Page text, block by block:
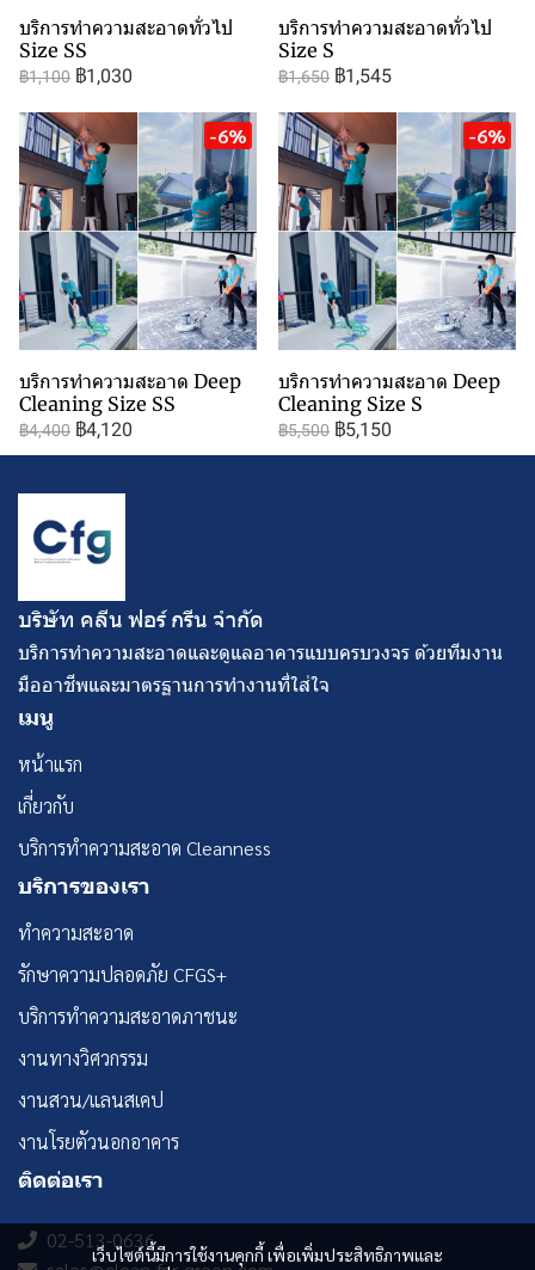
บริการทำความสะอาดทั่วไป
Size SS
฿1,100 ฿1,030
บริการทำความสะอาดทั่วไป
Size S
฿1,650 ฿1,545
-6%
บริการทำความสะอาด Deep
Cleaning Size SS
฿4,400 ฿4,120
-6%
บริการทำความสะอาด Deep
Cleaning Size S
฿5,500 ฿5,150
เว็บไซต์นี้มีการใช้งานคุกกี้ เพื่อเพิ่มประสิทธิภาพและ
บริษัท คลีน ฟอร์ กรีน จํากัด
บริการทำความสะอาดและดูแลอาคารแบบครบวงจร ด้วยทีมงาน
มืออาชีพและมาตรฐานการทำงานที่ใส่ใจ
เมนู
หน้าแรก
เกี่ยวกับ
บริการทำความสะอาด Cleanness
บริการของเรา
ทำความสะอาด
รักษาความปลอดภัย CFGS+
บริการทำความสะอาดภาชนะ
งานทางวิศวกรรม
งานสวน/แลนสเคป
งานโรยตัวนอกอาคาร
ติดต่อเรา
02-513-0636